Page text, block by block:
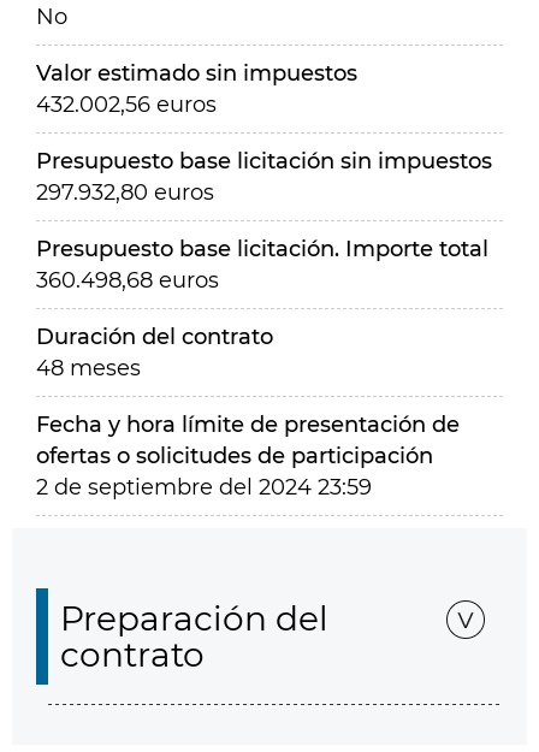
No
Valor estimado sin impuestos
432.002,56 euros
Presupuesto base licitación sin impuestos
297.932,80 euros
Presupuesto base licitación. Importe total
360.498,68 euros
Duración del contrato
48 meses
Fecha y hora límite de presentación de
ofertas o solicitudes de participación
2 de septiembre del 2024 23:59
Preparación del
contrato